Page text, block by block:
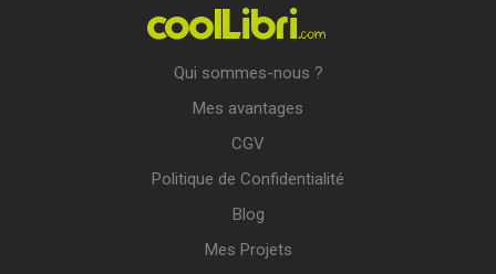
Qui sommes-nous ?
Mes avantages
CGV
Politique de Confidentialité
Blog
Mes Projets